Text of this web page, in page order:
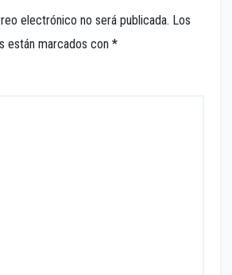
electrónico no será publicada. Los
están marcados con *